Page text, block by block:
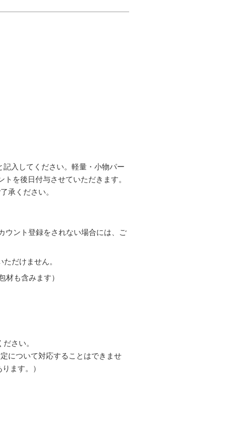
入してください。軽量・小物パー
を後日付与させていただきます。
承ください。
ウント登録をされない場合には、ご
だけません。
も含みます）
さい。
について対応することはできませ
ます。）